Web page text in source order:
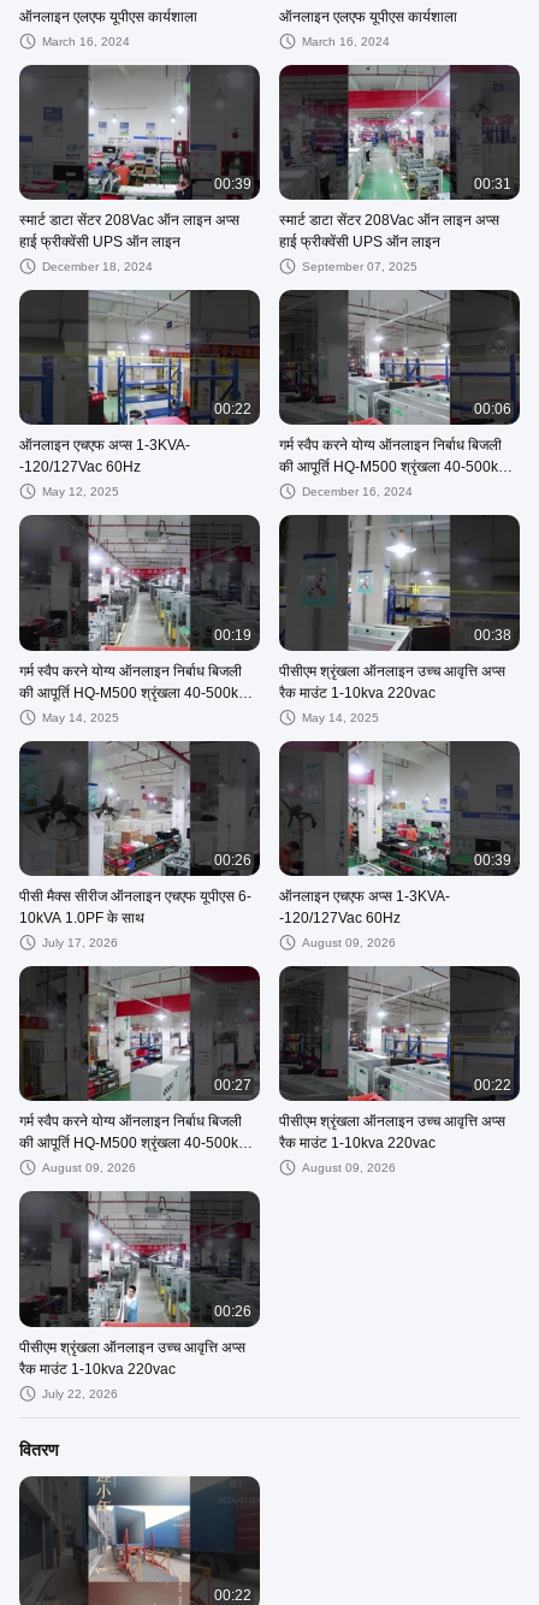
ऑनलाइन एलएफ यूपीएस कार्यशाला
March 16, 2024
ऑनलाइन एलएफ यूपीएस कार्यशाला
March 16, 2024
00:39
स्मार्ट डाटा सेंटर 208Vac ऑन लाइन अप्स
हाई फ्रीक्वेंसी UPS ऑन लाइन
December 18, 2024
00:31
स्मार्ट डाटा सेंटर 208Vac ऑन लाइन अप्स
हाई फ्रीक्वेंसी UPS ऑन लाइन
September 07, 2025
00:22
ऑनलाइन एचएफ अप्स 1-3KVA-
-120/127Vac 60Hz
May 12, 2025
00:06
गर्म स्वैप करने योग्य ऑनलाइन निर्बाध बिजली
की आपूर्ति HQ-M500 श्रृंखला 40-500kVA
मॉड्यूलरDecember 16, 2024
00:19
गर्म स्वैप करने योग्य ऑनलाइन निर्बाध बिजली
की आपूर्ति HQ-M500 श्रृंखला 40-500kVA
मॉड्यूलरMay 14, 2025
00:38
पीसीएम श्रृंखला ऑनलाइन उच्च आवृत्ति अप्स
रैक माउंट 1-10kva 220vac
May 14, 2025
00:26
पीसी मैक्स सीरीज ऑनलाइन एचएफ यूपीएस 6-
10kVA 1.0PF के साथ
July 17, 2026
00:39
ऑनलाइन एचएफ अप्स 1-3KVA-
-120/127Vac 60Hz
August 09, 2026
00:27
गर्म स्वैप करने योग्य ऑनलाइन निर्बाध बिजली
की आपूर्ति HQ-M500 श्रृंखला 40-500kVA
मॉड्यूलरAugust 09, 2026
00:22
पीसीएम श्रृंखला ऑनलाइन उच्च आवृत्ति अप्स
रैक माउंट 1-10kva 220vac
August 09, 2026
00:26
पीसीएम श्रृंखला ऑनलाइन उच्च आवृत्ति अप्स
रैक माउंट 1-10kva 220vac
July 22, 2026
वितरण
00:22